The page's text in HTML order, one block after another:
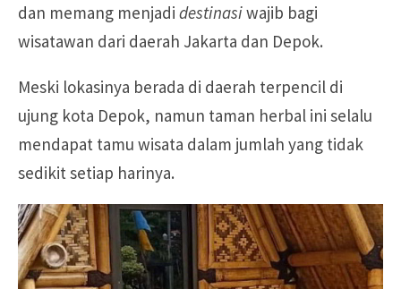
dan memang menjadi destinasiwajib bagi
wisatawan dari daerah Jakarta dan Depok.
Meski lokasinya berada di daerah terpencil di
ujung kota Depok, namun taman herbal ini selalu
mendapat tamu wisata dalam jumlah yang tidak
sedikit setiap harinya.